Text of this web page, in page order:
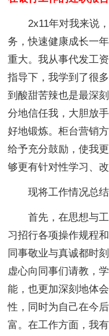
2x11年对我来说
务，快速健康成长一
重大。我从事代发工
指导下，我学到了很
到酸甜苦辣也是最深
分地信任我，大胆放
好地锻炼。柜台营销
给予充分鼓励，使我
够更有针对性学习、
现将工作情况总结
首先，在思想与
习招行各项操作规程
同事敬业与真诚都时
虚心向同事们请教，
能，也更加深刻地体
性，同时为自己在今
富。在工作方面，我